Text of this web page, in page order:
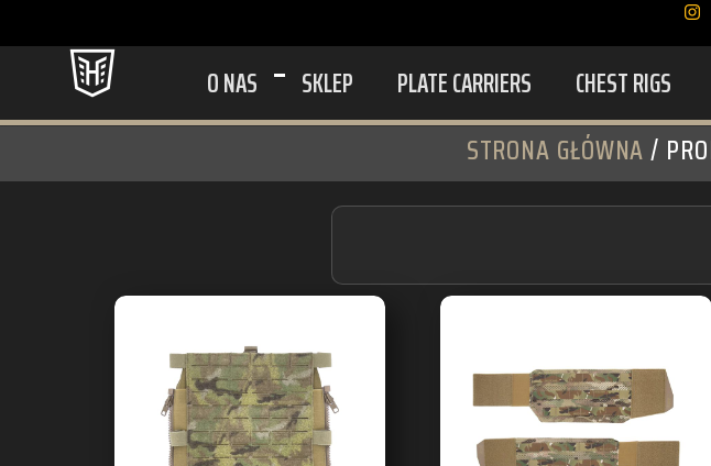
O NAS SKLEP PLATE CARRIERS CHEST RIGS
STRONA GŁÓWNA/